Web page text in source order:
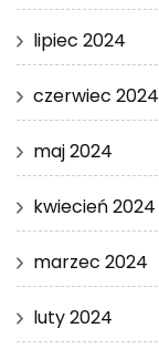
lipiec 2024
czerwiec 2024
maj 2024
kwiecień 2024
marzec 2024
luty 2024